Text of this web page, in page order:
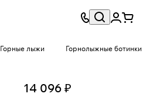
Горные лыжи Горнолыжные ботинки
14 096 ₽